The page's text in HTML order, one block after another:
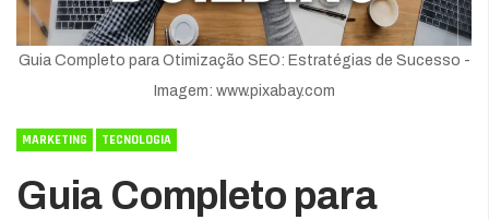
Guia Completo para Otimização SEO: Estratégias de Sucesso -
Imagem: www.pixabay.com
MARKETING TECNOLOGIA
Guia Completo para